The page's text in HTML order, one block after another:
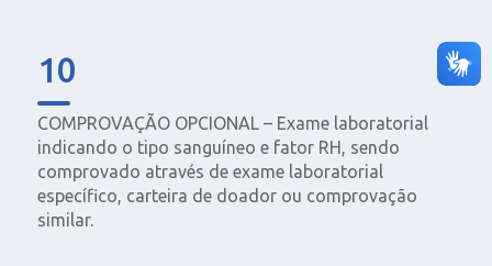
10
COMPROVAÇÃO OPCIONAL – Exame laboratorial
indicando o tipo sanguíneo e fator RH, sendo
comprovado através de exame laboratorial
específico, carteira de doador ou comprovação
similar.